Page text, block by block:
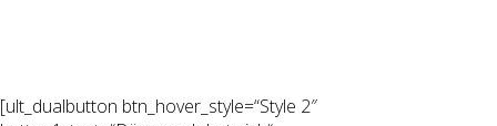
[ult_dualbutton btn_hover_style=“Style 2″